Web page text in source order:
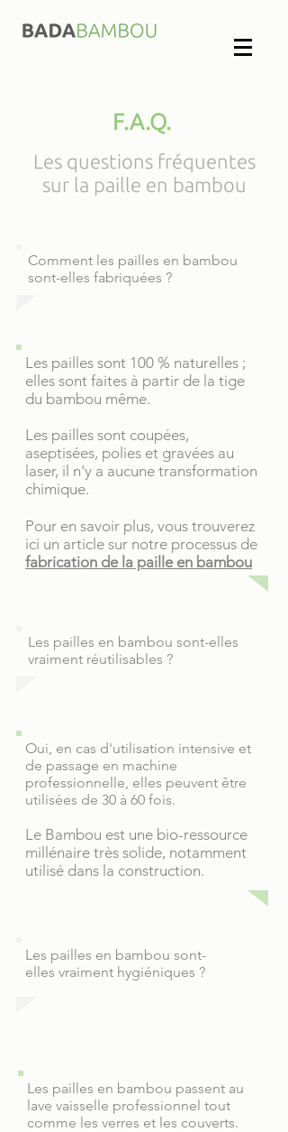
F.A.Q.
Les questions fréquentes
sur la paille en bambou
Comment les pailles en bambou
sont-elles fabriquées ?
Les pailles sont 100 % naturelles ;
elles sont faites à partir de la tige
du bambou même.
Les pailles sont coupées,
aseptisées, polies et gravées au
laser, il n'y a aucune transformation
chimique.
Pour en savoir plus, vous trouverez
ici un article sur notre processus de
fabrication de la paille en bambou
Les pailles en bambou sont-elles
vraiment réutilisables ?
Oui, en cas d'utilisation intensive et
de passage en machine
professionnelle, elles peuvent être
utilisées de 30 à 60 fois.
Le Bambou est une bio-ressource
millénaire très solide, notamment
utilisé dans la construction.
Les pailles en bambou sont-
elles vraiment hygiéniques ?
Les pailles en bambou passent au
lave vaisselle professionnel tout
comme les verres et les couverts.